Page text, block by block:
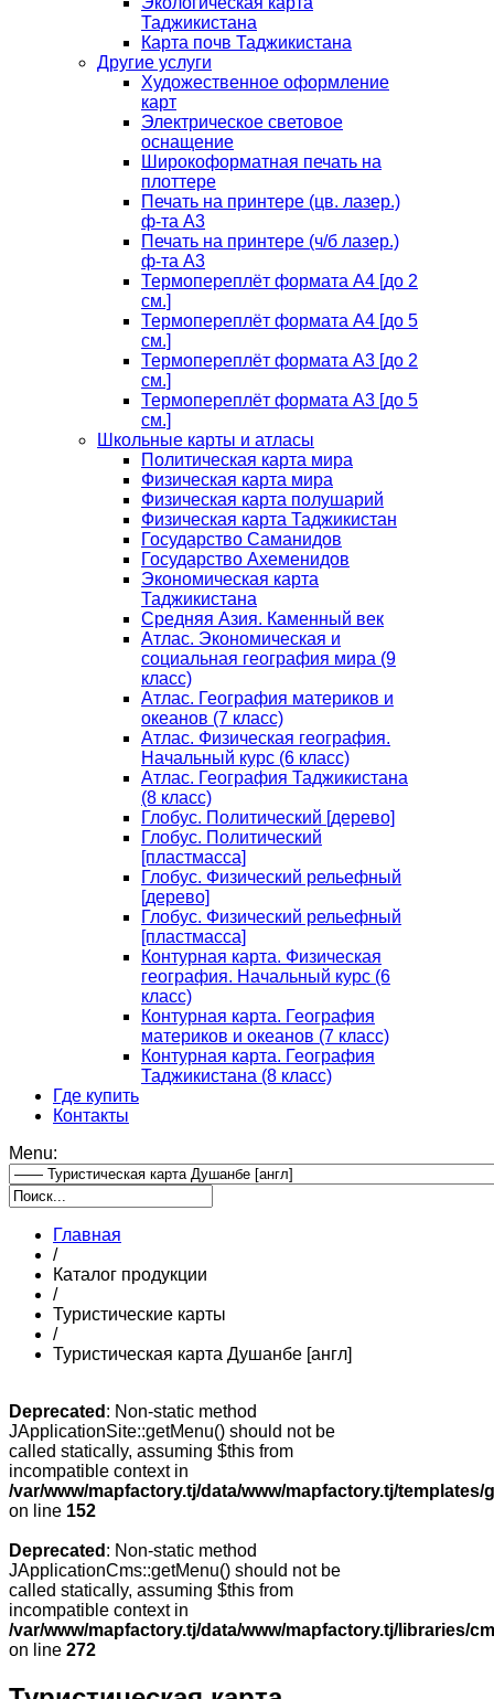
Таджикистана
Карта почв Таджикистана
Другие услуги
Художественное оформление
карт
Электрическое световое
оснащение
Широкоформатная печать на
плоттере
Печать на принтере (цв. лазер.)
ф-та А3
Печать на принтере (ч/б лазер.)
ф-та А3
Термопереплёт формата А4 [до 2
см.]
Термопереплёт формата А4 [до 5
см.]
Термопереплёт формата А3 [до 2
см.]
Термопереплёт формата А3 [до 5
см.]
Школьные карты и атласы
Политическая карта мира
Физическая карта мира
Физическая карта полушарий
Физическая карта Таджикистан
Государство Саманидов
Государство Ахеменидов
Экономическая карта
Таджикистана
Средняя Азия. Каменный век
Атлас. Экономическая и
социальная география мира (9
класс)
Атлас. География материков и
океанов (7 класс)
Атлас. Физическая география.
Начальный курс (6 класс)
Атлас. География Таджикистана
(8 класс)
Глобус. Политический [дерево]
Глобус. Политический
[пластмасса]
Глобус. Физический рельефный
[дерево]
Глобус. Физический рельефный
[пластмасса]
Контурная карта. Физическая
география. Начальный курс (6
класс)
Контурная карта. География
материков и океанов (7 класс)
Контурная карта. География
Таджикистана (8 класс)
Где купить
Контакты
Menu:
Главная
/
Каталог продукции
/
Туристические карты
/
Туристическая карта Душанбе [англ]
Deprecated : Non-static method
JApplicationSite::getMenu() should not be
called statically, assuming $this from
incompatible context in
/var/www/mapfactory.tj/data/www/mapfactory.tj/
on line 152
Deprecated : Non-static method
JApplicationCms::getMenu() should not be
called statically, assuming $this from
incompatible context in
/var/www/mapfactory.tj/data/www/mapfactory.tj/libraries/
on line 272